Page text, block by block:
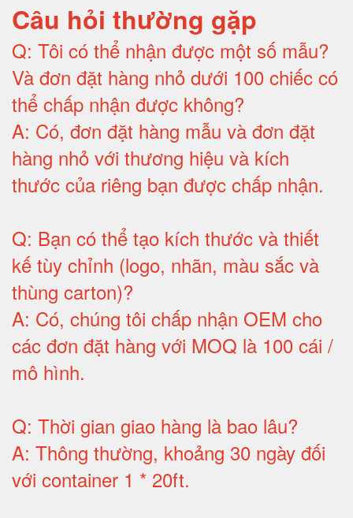
Câu hỏi thường gặp
Q: Tôi có thể nhận được một số mẫu?
Và đơn đặt hàng nhỏ dưới 100 chiếc có
thể chấp nhận được không?
A: Có, đơn đặt hàng mẫu và đơn đặt
hàng nhỏ với thương hiệu và kích
thước của riêng bạn được chấp nhận.
Q: Bạn có thể tạo kích thước và thiết
kế tùy chỉnh (logo, nhãn, màu sắc và
thùng carton)?
A: Có, chúng tôi chấp nhận OEM cho
các đơn đặt hàng với MOQ là 100 cái /
mô hình.
Q: Thời gian giao hàng là bao lâu?
A: Thông thường, khoảng 30 ngày đối
với container 1 * 20ft.